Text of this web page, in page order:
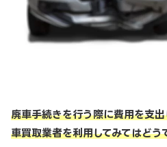
廃車手続きを行う際に費用を支
車買取業者を利用してみてはどう